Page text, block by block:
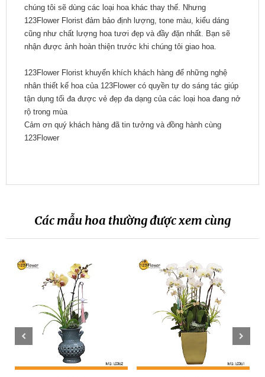
chúng tôi sẽ dùng các loại hoa khác thay thế. Nhưng
123Flower Florist đảm bảo định lượng, tone màu, kiểu dáng
cũng như chất lượng hoa tươi đẹp và đầy đặn nhất. Bạn sẽ
nhận được ảnh hoàn thiện trước khi chúng tôi giao hoa.
123Flower Florist khuyến khích khách hàng để những nghệ
nhân thiết kế hoa của 123Flower có quyền tự do sáng tác giúp
tận dụng tối đa được vẻ đẹp đa dạng của các loại hoa đang nở
rộ trong mùa
Cảm ơn quý khách hàng đã tin tưởng và đồng hành cùng
123Flower
Các mẫu hoa thường được xem cùng